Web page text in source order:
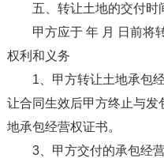
五、转让土地的交付时
甲方应于 年 月 日前将
权利和义务
1、甲方转让土地承包
让合同生效后甲方终止与发
地承包经营权证书。
3、甲方交付的承包经